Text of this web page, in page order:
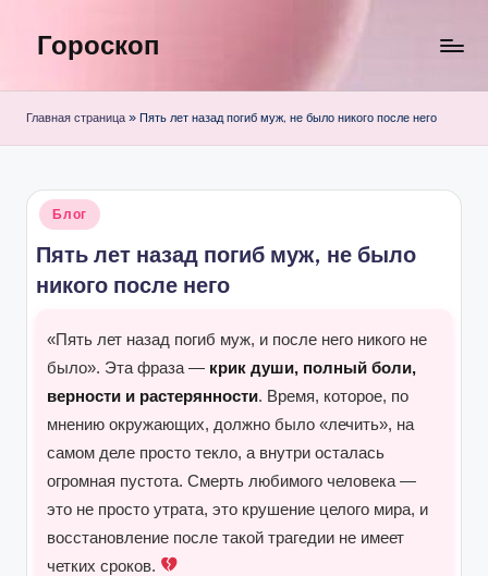
Перейти
содержимому
Гороскоп
Главная страница » Пять лет назад погиб муж, не было никого после него
Опубликовано
Блог
Пять лет назад погиб муж, не было
никого после него
«Пять лет назад погиб муж, и после него никого не
было». Эта фраза — крик души, полный боли,
верности и растерянности. Время, которое, по
мнению окружающих, должно было «лечить», на
самом деле просто текло, а внутри осталась
огромная пустота. Смерть любимого человека —
это не просто утрата, это крушение целого мира, и
восстановление после такой трагедии не имеет
четких сроков.